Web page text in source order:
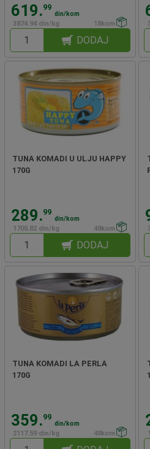
619.99
din/kom
3874.94 din/kg
18kom
DODAJ
TUNA KOMADI U ULJU HAPPY
170G
289.99
din/kom
1705.82 din/kg
48kom
DODAJ
TUNA KOMADI LA PERLA
170G
359.99
din/kom
2117.59 din/kg
48kom